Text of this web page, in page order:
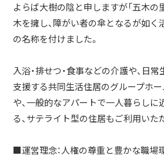
よらば大樹の陰と申しますが「五木の
木を擁し、障がい者の傘となるが如く
の名称を付けました。
入浴・排せつ・食事などの介護や、日
支援する共同生活住居のグループホー
や、一般的なアパートで一人暮らしに
る、サテライト型の住居もご利用いた
■運営理念：人権の尊重と豊かな職場